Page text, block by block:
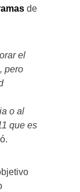
de
el
, pero
o al
que es